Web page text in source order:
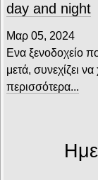
day and night
Μαρ 05, 2024
Ενα ξενοδοχείο
μετά, συνεχίζει
περισσότερα...